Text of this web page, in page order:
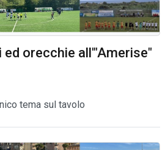
ed orecchie all'"Amerise"
tema sul tavolo